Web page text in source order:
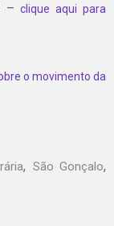
–clique aqui para
o movimento da
, São Gonçalo,